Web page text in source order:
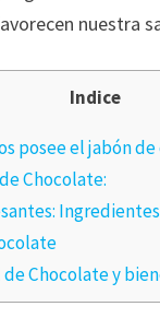
nuestra
Indice
posee el jabón
Chocolate:
Chocolate y